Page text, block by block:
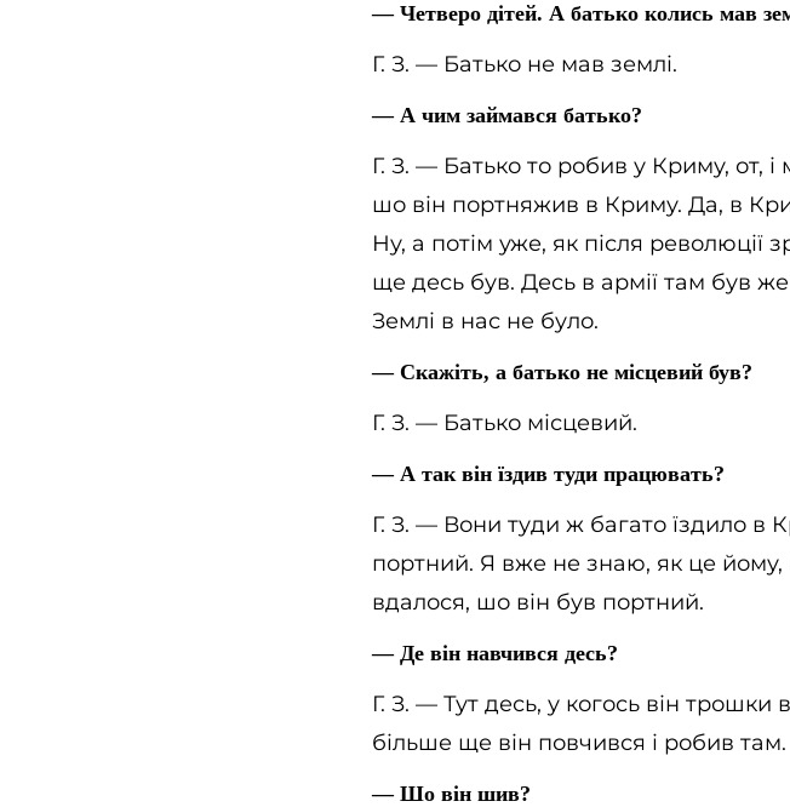
— Четверо дітей. А батько колись мав
Г. З. — Батько не мав землі.
— А чим займався батько?
Г. З. — Батько то робив у Криму, от,
шо він портняжив в Криму. Да, в
Ну, а потім уже, як після революції
ще десь був. Десь в армії там був
Землі в нас не було.
— Скажіть, а батько не місцевий був?
Г. З. — Батько місцевий.
— А так він їздив туди працювать?
Г. З. — Вони туди ж багато їздило в
портний. Я вже не знаю, як це йому,
вдалося, шо він був портний.
— Де він навчився десь?
Г. З. — Тут десь, у когось він
більше ще він повчився і робив там.
— Шо він шив?